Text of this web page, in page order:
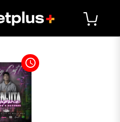
access_time